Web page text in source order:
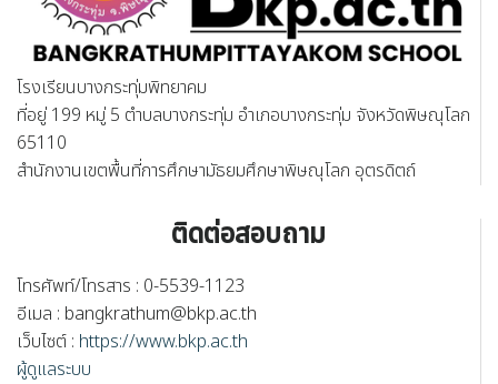
โรงเรียนบางกระทุ่มพิทยาคม
ที่อยู่ 199 หมู่ 5 ตำบลบางกระทุ่ม อำเภอบางกระทุ่ม จังหวัดพิษณุโลก
65110
สำนักงานเขตพื้นที่การศึกษามัธยมศึกษาพิษณุโลก อุตรดิตถ์
ติดต่อสอบถาม
โทรศัพท์/โทรสาร : 0-5539-1123
อีเมล : bangkrathum@bkp.ac.th
เว็บไซต์ : https://www.bkp.ac.th
ผู้ดูแลระบบ